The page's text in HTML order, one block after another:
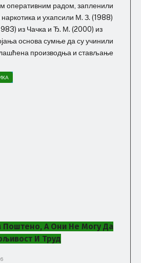
оперативним радом, запленили
и ухапсили М. З. (1988)
из Чачка и Ђ. М. (2000) из
основа сумње да су учинили
производња и стављање
Поштено, А Они Не Могу Да
И Труд